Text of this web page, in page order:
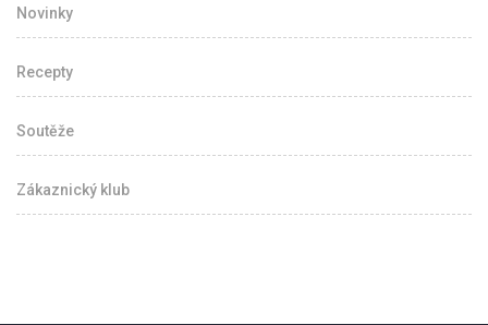
Novinky
Recepty
Soutěže
Zákaznický klub